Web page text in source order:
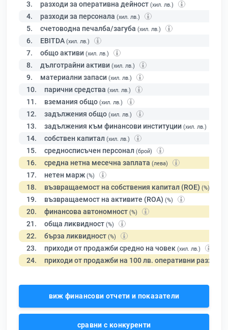
3. разходи за оперативна дейност (хил. лв.)
4. разходи за персонала (хил. лв.)
5. счетоводна печалба/загуба (хил. лв.)
6. EBITDA (хил. лв.)
7. общо активи (хил. лв.)
8. дълготрайни активи (хил. лв.)
9. материални запаси (хил. лв.)
10. парични средства (хил. лв.)
11. вземания общо (хил. лв.)
12. задължения общо (хил. лв.)
13. задължения към финансови институции (хил. лв.)
14. собствен капитал (хил. лв.)
15. средносписъчен персонал (брой)
16. средна нетна месечна заплата (лева)
17. нетен марж (%)
18. възвращаемост на собствения капитал (ROE) (%)
19. възвращаемост на активите (ROA) (%)
20. финансова автономност (%)
21. обща ликвидност (%)
22. бърза ликвидност (%)
23. приходи от продажби средно на човек (хил. лв.)
24. приходи от продажби на 100 лв. оперативни разходи
виж финансови отчети и показатели
сравни с конкуренти